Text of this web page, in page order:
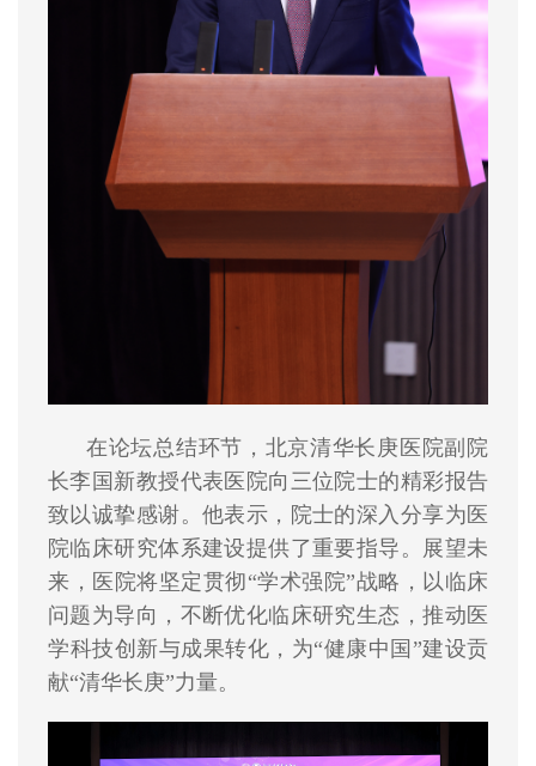
在论坛总结环节，北京清华长庚医院副院
长李国新教授代表医院向三位院士的精彩报告
致以诚挚感谢。他表示，院士的深入分享为医
院临床研究体系建设提供了重要指导。展望未
来，医院将坚定贯彻“学术强院”战略，以临床
问题为导向，不断优化临床研究生态，推动医
学科技创新与成果转化，为“健康中国”建设贡
献“清华长庚”力量。